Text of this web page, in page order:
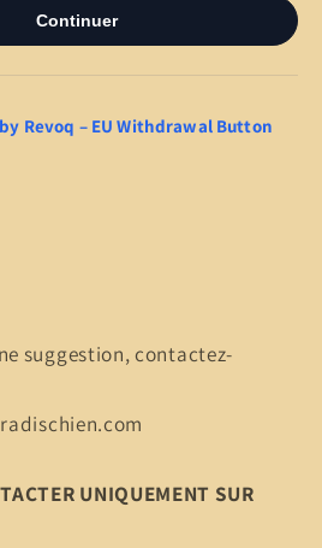
suggestion, contactez-
UNIQUEMENT SUR